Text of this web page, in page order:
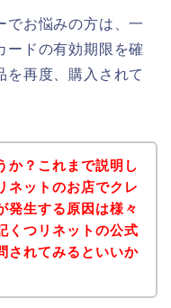
でお悩みの方は、一
ードの有効期限を確
を再度、購入されて
か？これまで説明し
ネットのお店でクレ
発生する原因は様々
くつリネットの公式
されてみるといいか